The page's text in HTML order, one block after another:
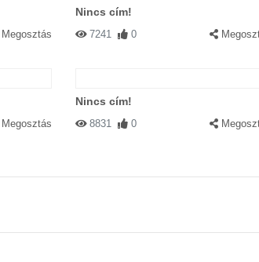
Megosztás
Nincs cím!
7241 0
Megosztás
Nincs cím!
8831 0